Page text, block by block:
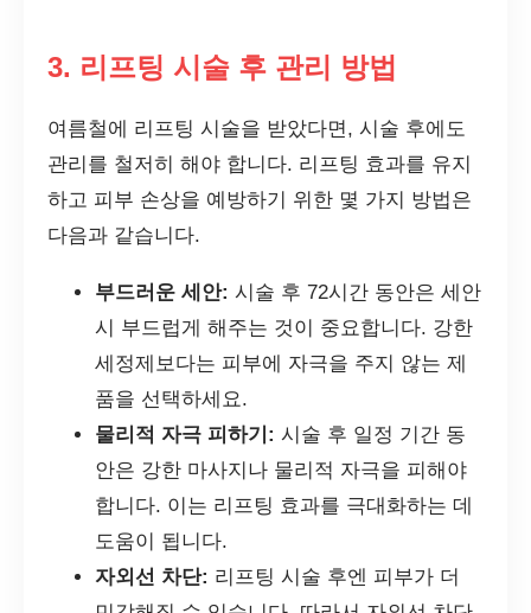
3. 리프팅 시술 후 관리 방법
여름철에 리프팅 시술을 받았다면, 시술 후에도
관리를 철저히 해야 합니다. 리프팅 효과를 유지
하고 피부 손상을 예방하기 위한 몇 가지 방법은
다음과 같습니다.
부드러운 세안: 시술 후 72시간 동안은 세안
시 부드럽게 해주는 것이 중요합니다. 강한
세정제보다는 피부에 자극을 주지 않는 제
품을 선택하세요.
물리적 자극 피하기: 시술 후 일정 기간 동
안은 강한 마사지나 물리적 자극을 피해야
합니다. 이는 리프팅 효과를 극대화하는 데
도움이 됩니다.
자외선 차단: 리프팅 시술 후엔 피부가 더